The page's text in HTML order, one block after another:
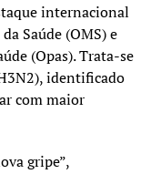
internacional
Saúde (OMS) e
(Opas). Trata-se
identificado
com maior
gripe”,